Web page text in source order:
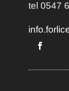
tel 0547